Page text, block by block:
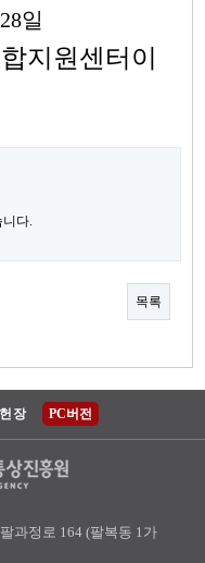
일
지원센터이
다.
목록
장 PC버전
과정로 164 (팔복동 1가